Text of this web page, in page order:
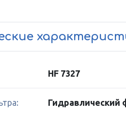
HF 7327
Гидравлический